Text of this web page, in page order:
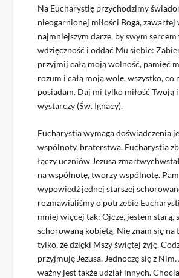
Na Eucharystię przychodzimy
nieogarnionej miłości Boga, zawartej
najmniejszym darze, by swym
wdzięczność i oddać Mu siebie:
przyjmij całą moją wolność, pamięć
rozum i całą moją wolę, wszystko, co
posiadam. Daj mi tylko miłość Twoją i
wystarczy (Św. Ignacy).
Eucharystia wymaga doświadczenia
wspólnoty, braterstwa. Eucharystia
łączy uczniów Jezusa
na wspólnotę, tworzy wspólnotę.
wypowiedź jednej starszej
rozmawialiśmy o potrzebie
mniej więcej tak: Ojcze, jestem starą,
schorowaną kobietą. Nie znam się na
tylko, że dzięki Mszy świętej żyję.
przyjmuję Jezusa. Jednoczę się z
ważny jest także udział innych.